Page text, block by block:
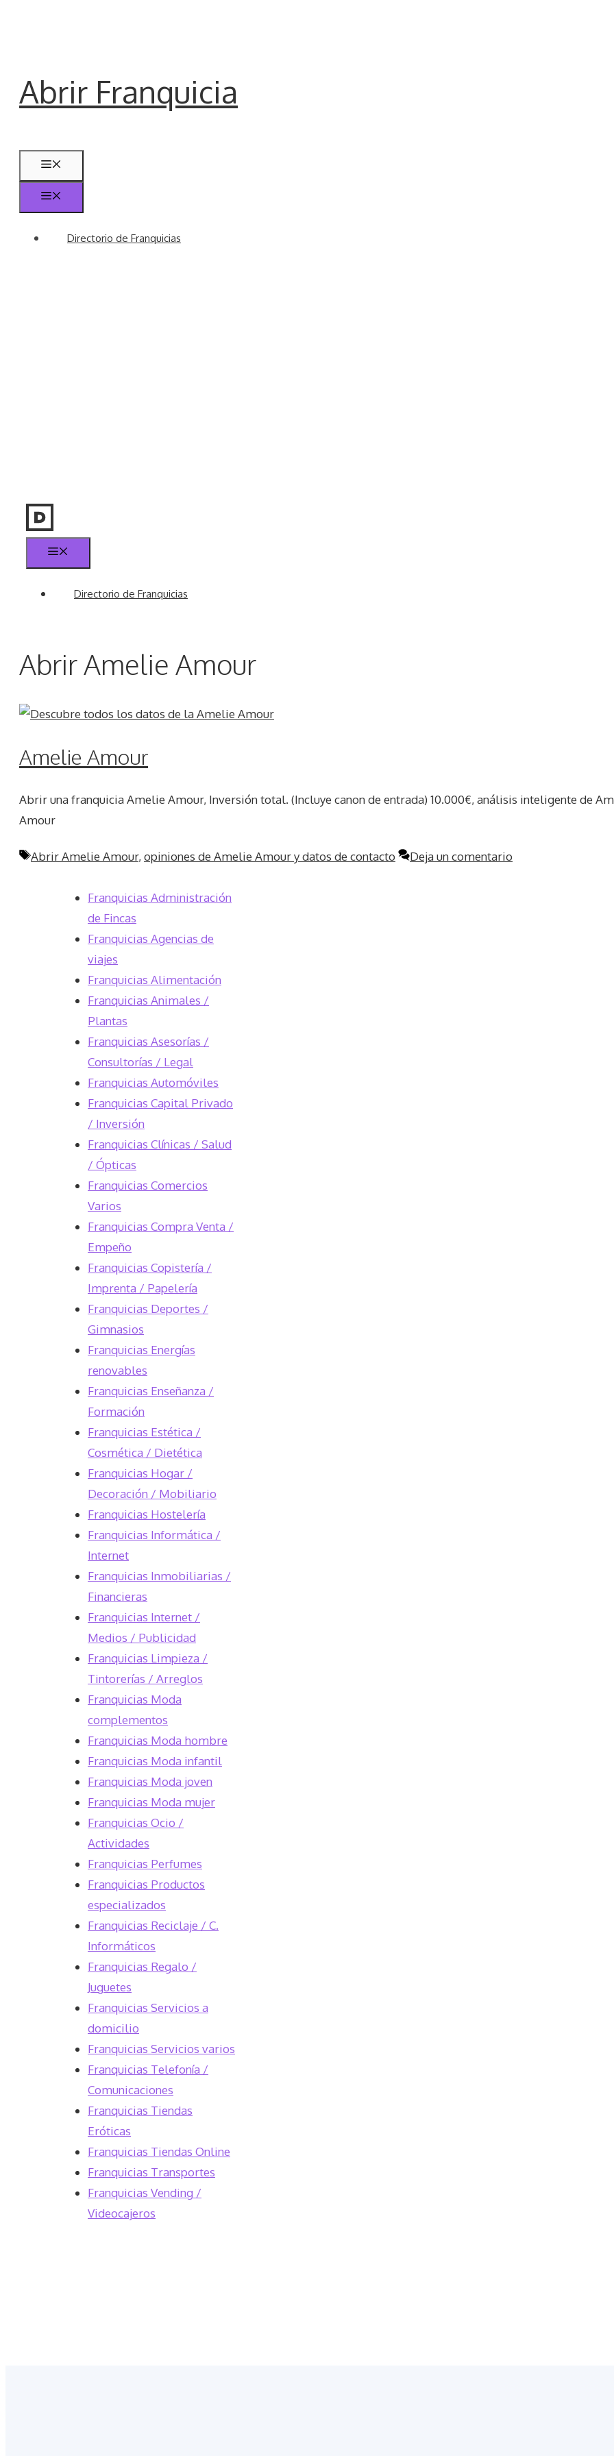
Abrir Franquicia
Directorio de Franquicias
Directorio de Franquicias
Abrir Amelie Amour
Amelie Amour
Abrir una franquicia Amelie Amour, Inversión total. (Incluye canon de entrada) 10.000€, análisis inteligente de
Amour
Etiquetas
Abrir Amelie Amour, opiniones de Amelie Amour y datos de contacto Deja un comentario
Franquicias Administración
de Fincas
Franquicias Agencias de
viajes
Franquicias Alimentación
Franquicias Animales /
Plantas
Franquicias Asesorías /
Consultorías / Legal
Franquicias Automóviles
Franquicias Capital Privado
/ Inversión
Franquicias Clínicas / Salud
/ Ópticas
Franquicias Comercios
Varios
Franquicias Compra Venta /
Empeño
Franquicias Copistería /
Imprenta / Papelería
Franquicias Deportes /
Gimnasios
Franquicias Energías
renovables
Franquicias Enseñanza /
Formación
Franquicias Estética /
Cosmética / Dietética
Franquicias Hogar /
Decoración / Mobiliario
Franquicias Hostelería
Franquicias Informática /
Internet
Franquicias Inmobiliarias /
Financieras
Franquicias Internet /
Medios / Publicidad
Franquicias Limpieza /
Tintorerías / Arreglos
Franquicias Moda
complementos
Franquicias Moda hombre
Franquicias Moda infantil
Franquicias Moda joven
Franquicias Moda mujer
Franquicias Ocio /
Actividades
Franquicias Perfumes
Franquicias Productos
especializados
Franquicias Reciclaje / C.
Informáticos
Franquicias Regalo /
Juguetes
Franquicias Servicios a
domicilio
Franquicias Servicios varios
Franquicias Telefonía /
Comunicaciones
Franquicias Tiendas
Eróticas
Franquicias Tiendas Online
Franquicias Transportes
Franquicias Vending /
Videocajeros